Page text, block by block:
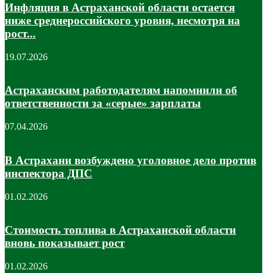
Инфляция в Астраханской области остается
ниже среднероссийского уровня, несмотря на
рост...
19.07.2026
Астраханским работодателям напомнили об
ответственности за «серые» зарплаты
07.04.2026
В Астрахани возбуждено уголовное дело против
инспектора ДПС
01.02.2026
Стоимость топлива в Астраханской области
вновь показывает рост
01.02.2026